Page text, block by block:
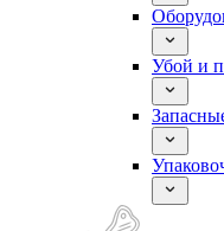
Убой и